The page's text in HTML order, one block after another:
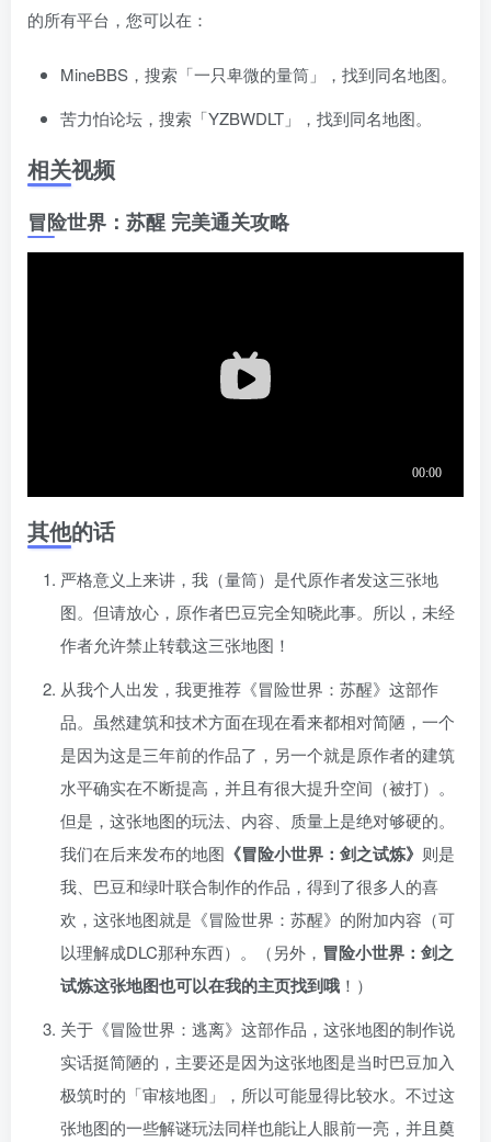
的所有平台，您可以在：
MineBBS，搜索「一只卑微的量筒」，找到同名地图󠄹󠅀󠄪󠄢󠄡󠄦󠄞󠄧󠄣󠄞󠄢󠄡󠄧󠄞󠄡󠄣󠅬󠅅󠅃󠄵󠅂󠄪󠅗󠅥󠅕󠅣󠅤󠅬󠅄󠄹󠄽󠄵󠄪󠄢󠄠󠄢󠄦󠄝󠄠󠄨󠄝󠄠󠄦󠄐󠄠󠄦󠄪󠄣󠄩󠄪󠄠󠄢󠅬󠇓󠅰󠆀󠅄󠄹󠅄󠄱󠄹󠄻󠄵󠇓󠅰󠆁󠅄󠇕󠆔󠆚󠇗󠆗󠆁󠇗󠆭󠆁󠄐󠇗󠅹󠅸󠇖󠆍󠅳󠇖󠅹󠅰󠇖󠆌󠅹。
苦力怕论坛，搜󠄹󠅀󠄪󠄢󠄡󠄦󠄞󠄧󠄣󠄞󠄢󠄡󠄧󠄞󠄡󠄣󠅬󠅅󠅃󠄵󠅂󠄪󠅗󠅥󠅕󠅣󠅤󠅬󠅄󠄹󠄽󠄵󠄪󠄢󠄠󠄢󠄦󠄝󠄠󠄨󠄝󠄠󠄦󠄐󠄠󠄦󠄪󠄣󠄩󠄪󠄠󠄢󠅬󠇓󠅰󠆀󠅄󠄹󠅄󠄱󠄹󠄻󠄵󠇓󠅰󠆁󠅄󠇕󠆔󠆚󠇗󠆗󠆁󠇗󠆭󠆁󠄐󠇗󠅹󠅸󠇖󠆍󠅳󠇖󠅹󠅰󠇖󠆌󠅹索「YZBWDLT」，找到同名地图。
相关视频
冒险世界：苏醒 完美通关攻略
其他的话
严󠄹󠅀󠄪󠄢󠄡󠄦󠄞󠄧󠄣󠄞󠄢󠄡󠄧󠄞󠄡󠄣󠅬󠅅󠅃󠄵󠅂󠄪󠅗󠅥󠅕󠅣󠅤󠅬󠅄󠄹󠄽󠄵󠄪󠄢󠄠󠄢󠄦󠄝󠄠󠄨󠄝󠄠󠄦󠄐󠄠󠄦󠄪󠄣󠄩󠄪󠄠󠄢󠅬󠇓󠅰󠆀󠅄󠄹󠅄󠄱󠄹󠄻󠄵󠇓󠅰󠆁󠅄󠇕󠆔󠆚󠇗󠆗󠆁󠇗󠆭󠆁󠄐󠇗󠅹󠅸󠇖󠆍󠅳󠇖󠅹󠅰󠇖󠆌󠅹格意义上来讲，我（量筒）是代原作者发这三张地
图。但请放心，原作者巴豆完全知晓此事。所以，未经
作者允许禁止转载这三张地图！
从我个人出发，我更推荐《冒险世界：苏醒》这部作
品。虽然建筑和技术方面在现在看来都相对简陋，一个
是󠄹󠅀󠄪󠄢󠄡󠄦󠄞󠄧󠄣󠄞󠄢󠄡󠄧󠄞󠄡󠄣󠅬󠅅󠅃󠄵󠅂󠄪󠅗󠅥󠅕󠅣󠅤󠅬󠅄󠄹󠄽󠄵󠄪󠄢󠄠󠄢󠄦󠄝󠄠󠄨󠄝󠄠󠄦󠄐󠄠󠄦󠄪󠄣󠄩󠄪󠄠󠄢󠅬󠇓󠅰󠆀󠅄󠄹󠅄󠄱󠄹󠄻󠄵󠇓󠅰󠆁󠅄󠇕󠆔󠆚󠇗󠆗󠆁󠇗󠆭󠆁󠄐󠇗󠅹󠅸󠇖󠆍󠅳󠇖󠅹󠅰󠇖󠆌󠅹因为这是三年前的作品了，另一个就是原作者的建筑
水平确实在不断提高，并且有很大提升空间（被打）。
但是，这张地图的玩法、内容、质量上是绝对够硬的。
我们在后来发布的地图 《冒险小世界：剑之试炼》 则是
我、巴豆和绿叶联合制作的作品，得到了很多人的喜
欢，这张地图就是《冒险世界：苏醒》的附加内容（可
以󠄹󠅀󠄪󠄢󠄡󠄦󠄞󠄧󠄣󠄞󠄢󠄡󠄧󠄞󠄡󠄣󠅬󠅅󠅃󠄵󠅂󠄪󠅗󠅥󠅕󠅣󠅤󠅬󠅄󠄹󠄽󠄵󠄪󠄢󠄠󠄢󠄦󠄝󠄠󠄨󠄝󠄠󠄦󠄐󠄠󠄦󠄪󠄣󠄩󠄪󠄠󠄢󠅬󠇓󠅰󠆀󠅄󠄹󠅄󠄱󠄹󠄻󠄵󠇓󠅰󠆁󠅄󠇕󠆔󠆚󠇗󠆗󠆁󠇗󠆭󠆁󠄐󠇗󠅹󠅸󠇖󠆍󠅳󠇖󠅹󠅰󠇖󠆌󠅹理解成DLC那种东西）。（另外， 冒险小世界：剑之
试炼这张地图也可以在我的󠄹󠅀󠄪󠄢󠄡󠄦󠄞󠄧󠄣󠄞󠄢󠄡󠄧󠄞󠄡󠄣󠅬󠅅󠅃󠄵󠅂󠄪󠅗󠅥󠅕󠅣󠅤󠅬󠅄󠄹󠄽󠄵󠄪󠄢󠄠󠄢󠄦󠄝󠄠󠄨󠄝󠄠󠄦󠄐󠄠󠄦󠄪󠄣󠄩󠄪󠄠󠄢󠅬󠇓󠅰󠆀󠅄󠄹󠅄󠄱󠄹󠄻󠄵󠇓󠅰󠆁󠅄󠇕󠆔󠆚󠇗󠆗󠆁󠇗󠆭󠆁󠄐󠇗󠅹󠅸󠇖󠆍󠅳󠇖󠅹󠅰󠇖󠆌󠅹主页找到哦 ！）
关于《冒险世界：󠄹󠅀󠄪󠄢󠄡󠄦󠄞󠄧󠄣󠄞󠄢󠄡󠄧󠄞󠄡󠄣󠅬󠅅󠅃󠄵󠅂󠄪󠅗󠅥󠅕󠅣󠅤󠅬󠅄󠄹󠄽󠄵󠄪󠄢󠄠󠄢󠄦󠄝󠄠󠄨󠄝󠄠󠄦󠄐󠄠󠄦󠄪󠄣󠄩󠄪󠄠󠄢󠅬󠇓󠅰󠆀󠅄󠄹󠅄󠄱󠄹󠄻󠄵󠇓󠅰󠆁󠅄󠇕󠆔󠆚󠇗󠆗󠆁󠇗󠆭󠆁󠄐󠇗󠅹󠅸󠇖󠆍󠅳󠇖󠅹󠅰󠇖󠆌󠅹逃离》这部作品，这张地图的制作说
实话挺简陋的，主要还是因为这张地图是当时巴豆加入
极筑时的「审核地图」，所以可能显得比较水。不过这
张地图的一些解谜玩法同样也能让人眼前一亮，并且奠